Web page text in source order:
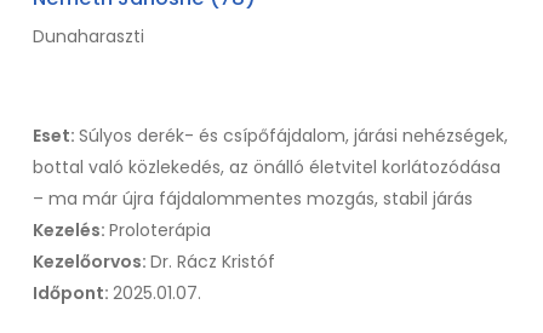
Dunaharaszti
Eset:Súlyos derék- és csípőfájdalom, járási nehézségek,
bottal való közlekedés, az önálló életvitel korlátozódása
– ma már újra fájdalommentes mozgás, stabil járás
Kezelés:Proloterápia
Kezelőorvos:Dr. Rácz Kristóf
Időpont:2025.01.07.